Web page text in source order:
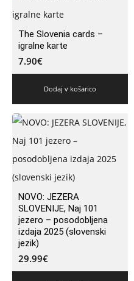
The Slovenia cards –
igralne karte
7.90€
Dodaj v košarico
NOVO: JEZERA
SLOVENIJE, Naj 101
jezero – posodobljena
izdaja 2025 (slovenski
jezik)
29.99€